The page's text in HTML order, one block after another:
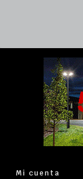
Mi cuenta